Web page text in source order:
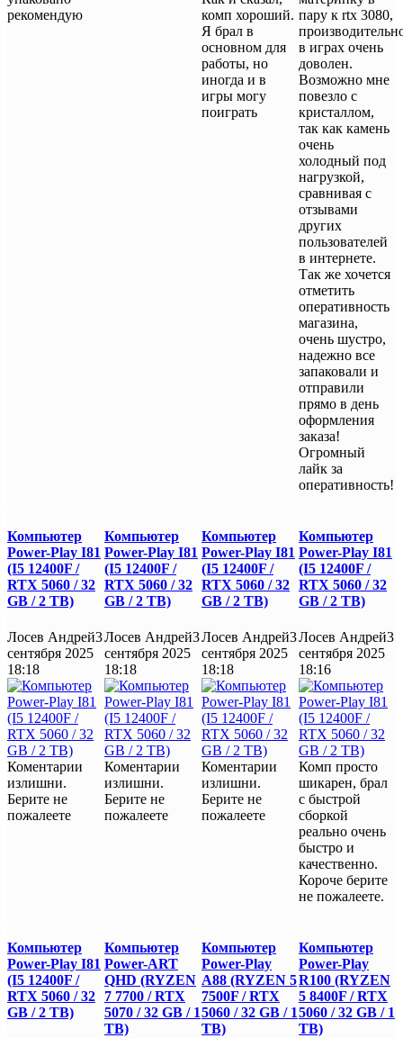
рекомендую
комп хороший.
Я брал в
основном для
работы, но
иногда и в
игры могу
поиграть
пару к rtx 3080,
в играх очень
доволен.
Возможно мне
повезло с
кристаллом,
так как камень
очень
холодный под
нагрузкой,
сравнивая с
отзывами
других
пользователей
в интернете.
Так же хочется
отметить
оперативность
магазина,
очень шустро,
надежно все
запаковали и
отправили
прямо в день
оформления
заказа!
Огромный
лайк за
оперативность!
Компьютер
Power-Play I81
(I5 12400F /
RTX 5060 / 32
GB / 2 TB)
Лосев Андрей3
сентября 2025
18:18
Коментарии
излишни.
Берите не
пожалеете
Компьютер
Power-Play I81
(I5 12400F /
RTX 5060 / 32
GB / 2 TB)
Лосев Андрей3
сентября 2025
18:18
Коментарии
излишни.
Берите не
пожалеете
Компьютер
Power-Play I81
(I5 12400F /
RTX 5060 / 32
GB / 2 TB)
Лосев Андрей3
сентября 2025
18:18
Коментарии
излишни.
Берите не
пожалеете
Компьютер
Power-Play I81
(I5 12400F /
RTX 5060 / 32
GB / 2 TB)
Лосев Андрей3
сентября 2025
18:16
Комп просто
шикарен, брал
с быстрой
сборкой
реально очень
быстро и
качественно.
Короче берите
не пожалеете.
Компьютер
Power-Play I81
(I5 12400F /
RTX 5060 / 32
GB / 2 TB)
Компьютер
Power-ART
QHD (RYZEN
7 7700 / RTX
5070 / 32 GB / 1
TB)
Компьютер
Power-Play
A88 (RYZEN 5
7500F / RTX
5060 / 32 GB / 1
TB)
Компьютер
Power-Play
R100 (RYZEN
5 8400F / RTX
5060 / 32 GB / 1
TB)